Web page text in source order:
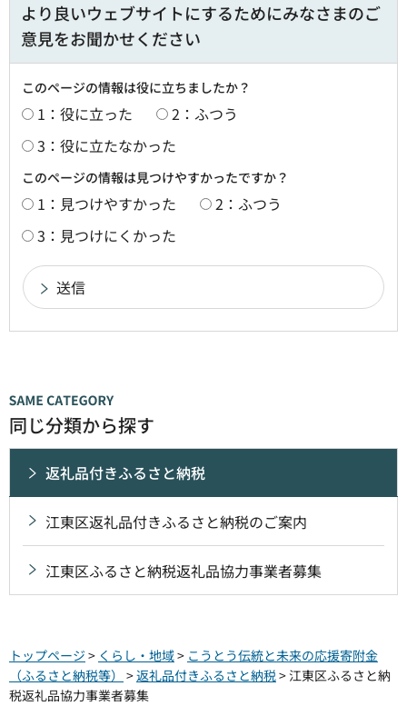
より良いウェブサイトにするためにみなさまのご
意見をお聞かせください
このページの情報は役に立ちましたか？
1：役に立った
2：ふつう
3：役に立たなかった
このページの情報は見つけやすかったですか？
1：見つけやすかった
2：ふつう
3：見つけにくかった
同じ分類から探す
返礼品付きふるさと納税
江東区返礼品付きふるさと納税のご案内
江東区ふるさと納税返礼品協力事業者募集
トップページ > くらし・地域> こうとう伝統と未来の応援寄附金
（ふるさと納税等） >返礼品付きふるさと納税> 江東区ふるさと納
税返礼品協力事業者募集